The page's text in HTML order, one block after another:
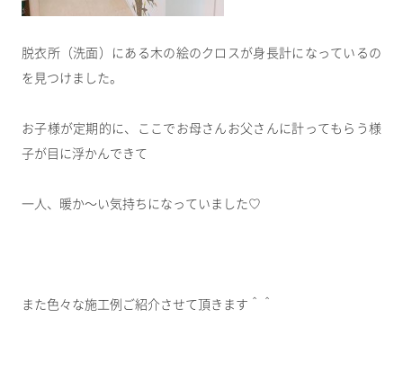
脱衣所（洗面）にある木の絵のクロスが身長計になっているの
を見つけました。
お子様が定期的に、ここでお母さんお父さんに計ってもらう様
子が目に浮かんできて
一人、暖か～い気持ちになっていました♡
また色々な施工例ご紹介させて頂きます＾＾